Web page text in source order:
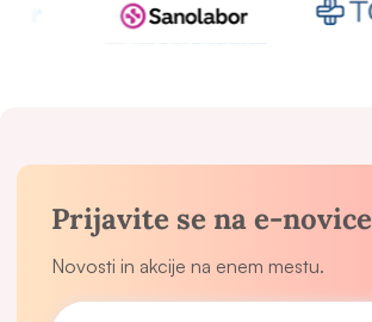
Prijavite se na e-novice
Novosti in akcije na enem mestu.